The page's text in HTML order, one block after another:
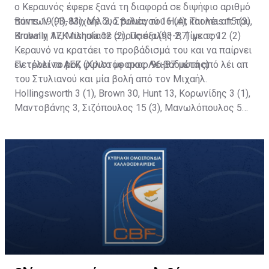
ο Κεραυνός έφερε ξανά τη διαφορά σε διψήφιο αριθμό
πόντων (93-83). Με δυο βολές του Hunt και λέι απ του
Brown η ΑΕΚ πλησίασε στους έξι (93-87) με τον
Κεραυνό να κρατάει το προβάδισμά του και να παίρνει
εν τέλει το ροζ φύλλο με σκορ 96-87 μετά από λέι απ
του Στυλιανού και μία βολή από τον Μιχαήλ.
Burns 19 (1), Μιχαήλ 3, Στυλιανού 16 (4), Thomas 15 (3),
Krubally 17, Mishula 12 (2), Πασιαλής 2, Τίγκας 12 (2)
Πετρολίνα ΑΕΚ (Χριστόφορος Λειβαδιώτης)
Hollingsworth 3 (1), Brown 30, Hunt 13, Κορωνίδης 3 (1),
Μαντοβάνης 3, Σιζόπουλος 15 (3), Μανωλόπουλος 5